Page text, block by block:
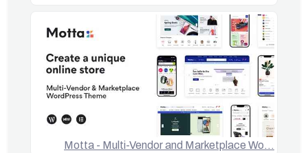
Motta - Multi-Vendor and Marketplace Wo…